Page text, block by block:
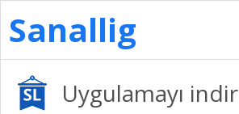
Sanallig
Uygulamayı indir